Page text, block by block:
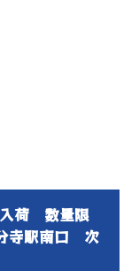
荷 数量限
寺駅南口 次